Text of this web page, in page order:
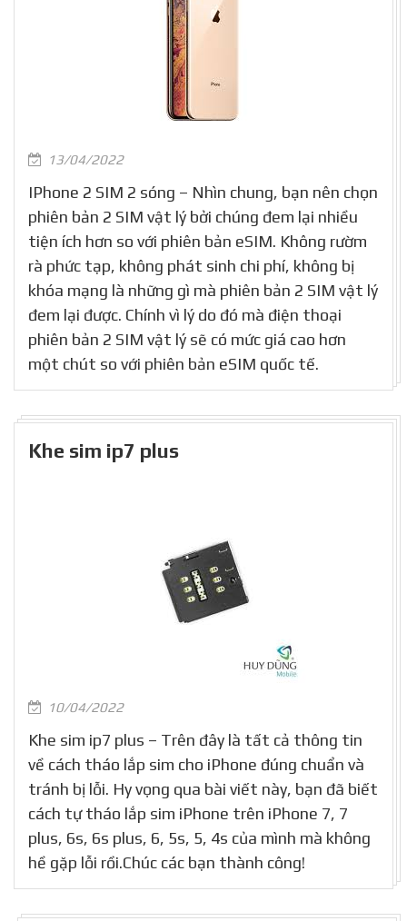
13/04/2022
IPhone 2 SIM 2 sóng – Nhìn chung, bạn nên chọn
phiên bản 2 SIM vật lý bởi chúng đem lại nhiều
tiện ích hơn so với phiên bản eSIM. Không rườm
rà phức tạp, không phát sinh chi phí, không bị
khóa mạng là những gì mà phiên bản 2 SIM vật lý
đem lại được. Chính vì lý do đó mà điện thoại
phiên bản 2 SIM vật lý sẽ có mức giá cao hơn
một chút so với phiên bản eSIM quốc tế.
Khe sim ip7 plus
10/04/2022
Khe sim ip7 plus – Trên đây là tất cả thông tin
về cách tháo lắp sim cho iPhone đúng chuẩn và
tránh bị lỗi. Hy vọng qua bài viết này, bạn đã biết
cách tự tháo lắp sim iPhone trên iPhone 7, 7
plus, 6s, 6s plus, 6, 5s, 5, 4s của mình mà không
hề gặp lỗi rồi.Chúc các bạn thành công!